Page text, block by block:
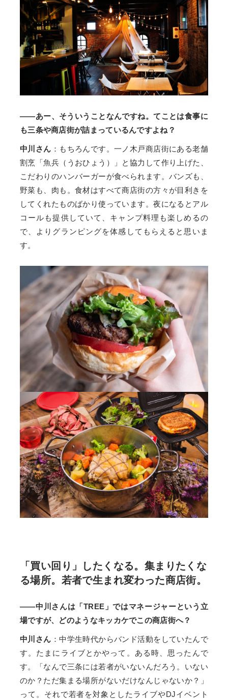
――あー、そういうことなんですね。てことは食事に
も三条や商店街が詰まっているんですよね？
中川さん ：もちろんです。一ノ木戸商店街にある老舗
割烹「魚兵（うおひょう）」と協力して作り上げた、
こだわりのハンバーガーが食べられます。バンズも、
野菜も、肉も。食材はすべて商店街の方々が目利きを
してくれたものばかり使っています。夜になるとアル
コールも提供していて、キャンプ料理も楽しめるの
で、よりグランピングを体感してもらえると思いま
す。
「買い回り」したくなる。集まりたくな
る場所。若者で生まれ変わった商店街。
――中川さんは「TREE」ではマネージャーという立
場ですが、どのようなキッカケでこの商店街へ？
中川さん ：中学生時代からバンド活動をしていたんで
す。たまにライブとかやって。ある時、思ったんで
す。「なんで三条には若者がいないんだろう。いない
のか？ただ集まる場所がないだけなんじゃないか？」
って。それで若者を対象としたライブやDJイベント